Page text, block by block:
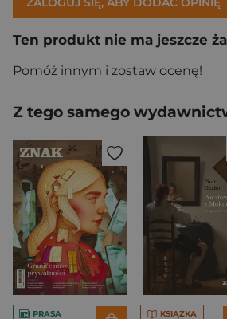
Ten produkt nie ma jeszcze
Pomóż innym i zostaw ocenę!
Z tego samego
PRASA KSIĄŻKA